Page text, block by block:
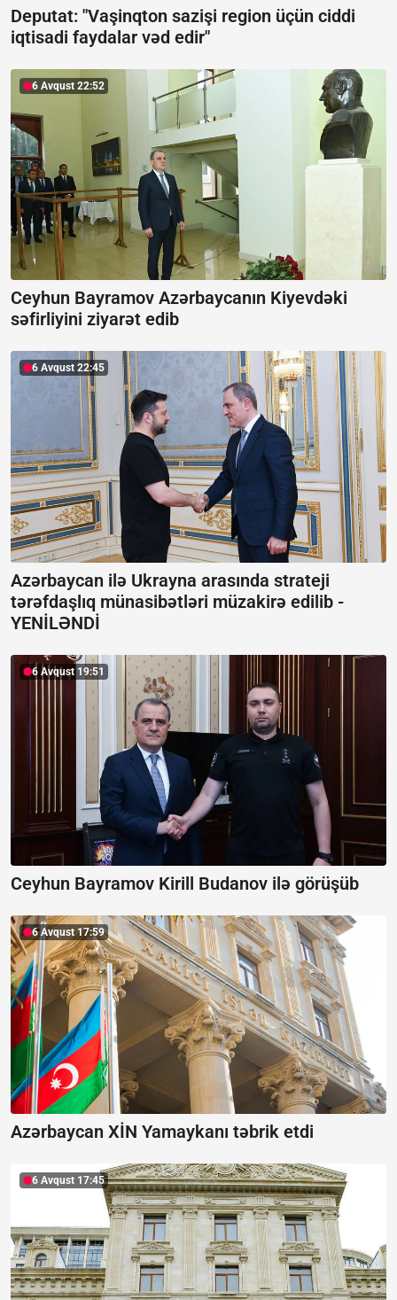
Deputat: "Vaşinqton sazişi region üçün ciddi
iqtisadi faydalar vəd edir"
6 Avqust 22:52
Ceyhun Bayramov Azərbaycanın Kiyevdəki
səfirliyini ziyarət edib
6 Avqust 22:45
Azərbaycan ilə Ukrayna arasında strateji
tərəfdaşlıq münasibətləri müzakirə edilib -
YENİLƏNDİ
6 Avqust 19:51
Ceyhun Bayramov Kirill Budanov ilə görüşüb
6 Avqust 17:59
Azərbaycan XİN Yamaykanı təbrik etdi
6 Avqust 17:45